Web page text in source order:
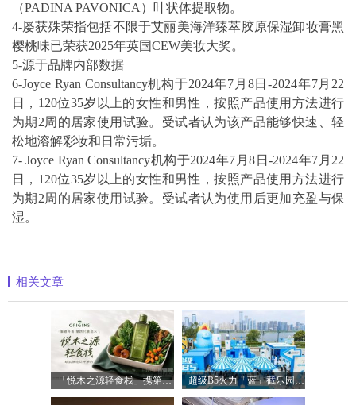
（PADINA PAVONICA）叶状体提取物。
4-屡获殊荣指包括不限于艾丽美海洋臻萃胶原保湿卸妆膏黑
樱桃味已荣获2025年英国CEW美妆大奖。
5-源于品牌内部数据
6-Joyce Ryan Consultancy机构于2024年7月8日-2024年7月22
日，120位35岁以上的女性和男性，按照产品使用方法进行
为期2周的居家使用试验。受试者认为该产品能够快速、轻
松地溶解彩妆和日常污垢。
7- Joyce Ryan Consultancy机构于2024年7月8日-2024年7月22
日，120位35岁以上的女性和男性，按照产品使用方法进行
为期2周的居家使用试验。受试者认为使用后更加充盈与保
湿。
相关文章
「悦木之源轻食栈」携第四代菌菇水轻盈 超级B5火力「蓝」截乐园登陆长沙，理肤